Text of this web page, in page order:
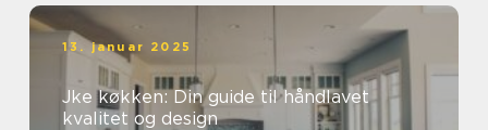
13. januar 2025
Jke køkken: Din guide til håndlavet
kvalitet og design